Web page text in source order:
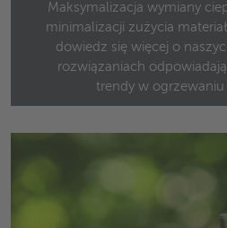
Maksymalizacja wymiany
minimalizacji zużycia
dowiedz się więcej o
rozwiązaniach
trendy w ogrzewaniu